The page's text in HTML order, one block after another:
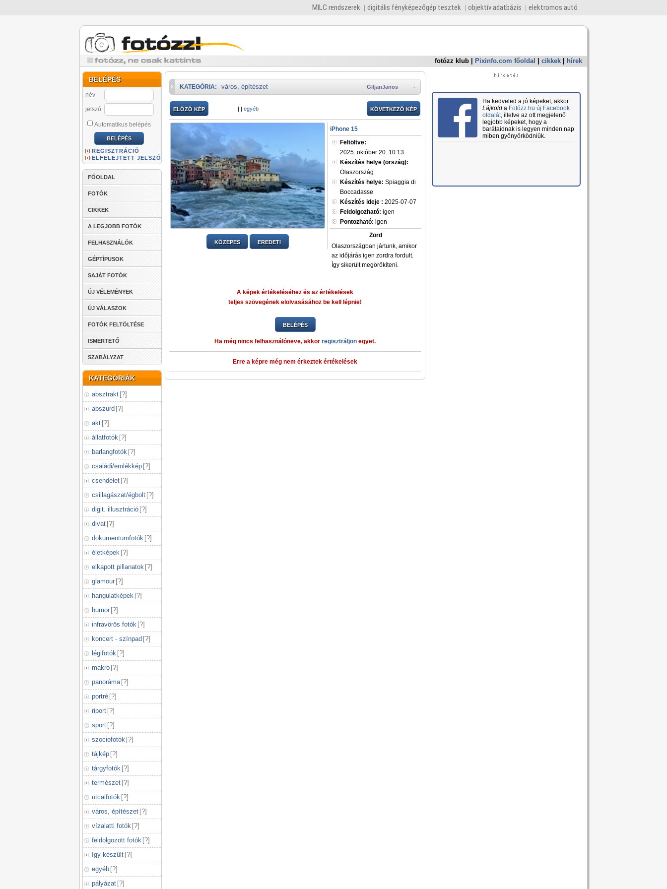
MILC rendszerek digitális fényképezőgép tesztek objektív adatbázis elektromos autó
fotózz klub Pixinfo.com főoldal cikkek hírek
BELÉPÉS
név
jelszó
Automatikus belépés
REGISZTRÁCIÓ
ELFELEJTETT JELSZÓ
FŐOLDAL
FOTÓK
CIKKEK
A LEGJOBB FOTÓK
FELHASZNÁLÓK
GÉPTÍPUSOK
SAJÁT FOTÓK
ÚJ VÉLEMÉNYEK
ÚJ VÁLASZOK
FOTÓK FELTÖLTÉSE
ISMERTETŐ
SZABÁLYZAT
KATEGÓRIÁK
absztrakt [?]
abszurd [?]
akt [?]
állatfotók [?]
barlangfotók [?]
családi/emlékkép [?]
csendélet [?]
csillagászat/égbolt [?]
digit. illusztráció [?]
divat [?]
dokumentumfotók [?]
életképek [?]
elkapott pillanatok [?]
glamour [?]
hangulatképek [?]
humor [?]
infravörös fotók [?]
koncert - színpad [?]
légifotók [?]
makró [?]
panoráma [?]
portré [?]
riport [?]
sport [?]
szociofotók [?]
tájkép [?]
tárgyfotók [?]
természet [?]
utcaifotók [?]
város, építészet [?]
vízalatti fotók [?]
feldolgozott fotók [?]
így készült [?]
egyéb [?]
pályázat [?]
-
GiljanJanos
KATEGÓRIA: város, építészet
ELŐZŐ KÉP | | egyéb KÖVETKEZŐ KÉP
KÖZEPES EREDETI
iPhone 15
Feltöltve:
2025. október 20. 10:13
Készítés helye (ország):
Olaszország
Készítés helye: Spiaggia di
Boccadasse
Készítés ideje : 2025-07-07
Feldolgozható: igen
Pontozható: igen
Zord
Olaszországban jártunk, amikor
az időjárás igen zordra fordult.
Így sikerült megörökíteni.
A képek értékeléséhez és az értékelések
teljes szövegének elolvasásához be kell lépnie!
BELÉPÉS
Ha még nincs felhasználóneve, akkor regisztráljon egyet.
Erre a képre még nem érkeztek értékelések
Ha kedveled a jó képeket, akkor
Lájkolda Fotózz.hu új Facebook
oldalát, illetve az ott megjelenő
legjobb képeket, hogy a
barátaidnak is legyen minden nap
miben gyönyörködniük.